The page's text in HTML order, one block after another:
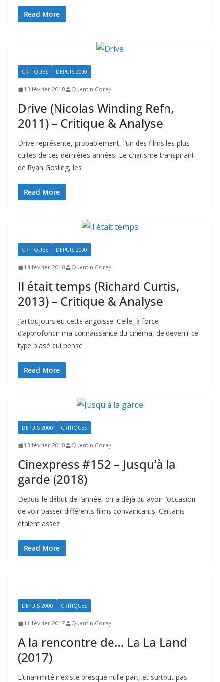
Read More
CRITIQUES DEPUIS 2000
18 février 2018 Quentin Coray
Drive (Nicolas Winding Refn,
2011) – Critique & Analyse
Drive représente, probablement, l’un des films les plus
cultes de ces dernières années. Le charisme transpirant
de Ryan Gosling, les
Read More
CRITIQUES DEPUIS 2000
14 février 2018 Quentin Coray
Il était temps (Richard Curtis,
2013) – Critique & Analyse
J’ai toujours eu cette angoisse. Celle, à force
d’approfondir ma connaissance du cinéma, de devenir ce
type blasé qui pense
Read More
DEPUIS 2000 CRITIQUES
13 février 2018 Quentin Coray
Cinexpress #152 – Jusqu’à la
garde (2018)
Depuis le début de l’année, on a déjà pu avoir l’occasion
de voir passer différents films convaincants. Certains
étaient assez
Read More
DEPUIS 2000 CRITIQUES
11 février 2017 Quentin Coray
A la rencontre de… La La Land
(2017)
L’unanimité n’existe presque nulle part, et surtout pas